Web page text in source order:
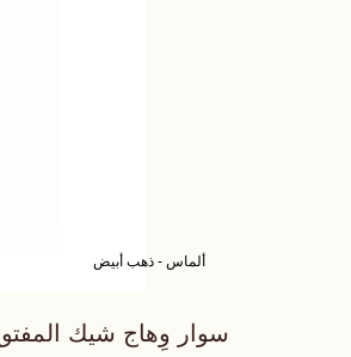
ألماس - ذهب أبيض
سوار وِهاج شيك